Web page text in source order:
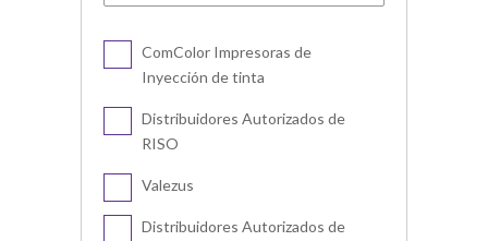
ComColor Impresoras de
Inyección de tinta
Distribuidores Autorizados de
RISO
Valezus
Distribuidores Autorizados de